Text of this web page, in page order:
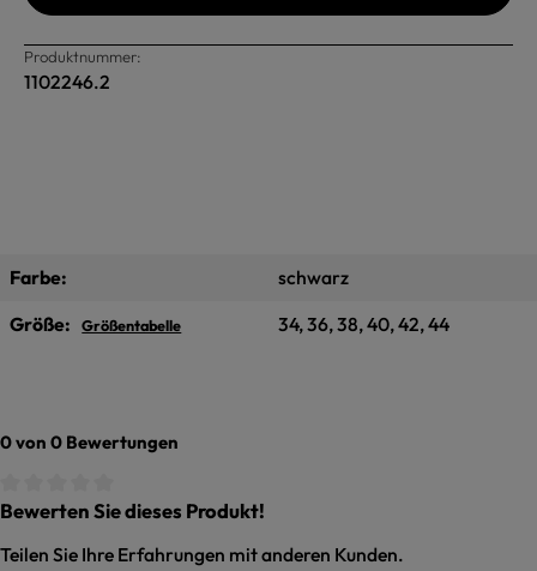
Produktnummer:
1102246.2
Farbe:
schwarz
Größe:
Größentabelle 34, 36, 38, 40, 42, 44
0 von 0 Bewertungen
Durchschnittliche Bewertung von 0 von 5 Sternen
Bewerten Sie dieses Produkt!
Teilen Sie Ihre Erfahrungen mit anderen Kunden.